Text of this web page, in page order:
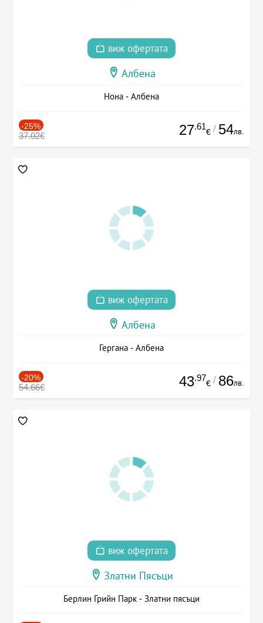
виж офертата
Албена
Нона - Албена
-25%
37.02€ 27.61
€ / 54лв.
виж офертата
Албена
Гергана - Албена
-20%
54.66€ 43.97
€ / 86лв.
виж офертата
Златни Пясъци
Берлин Грийн Парк - Златни пясъци